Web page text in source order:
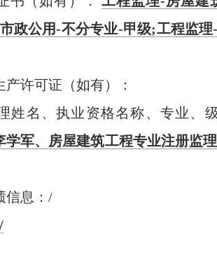
政公用-不分专业-甲级;工程监
许可证（如有）：
姓名、执业资格名称、专业、
学军、 房屋建筑工程专业注册监
信息：/
/